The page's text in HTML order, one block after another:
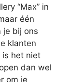
“Max” in
één
je bij ons
klanten
is het niet
dan wel
om je